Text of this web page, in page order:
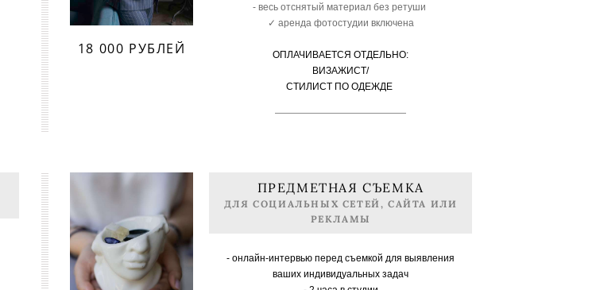
18 000 РУБЛЕЙ
- весь отснятый материал без ретуши
✓ аренда фотостудии включена
ОПЛАЧИВАЕТСЯ ОТДЕЛЬНО:
ВИЗАЖИСТ/
СТИЛИСТ ПО ОДЕЖДЕ
ПРЕДМЕТНАЯ СЪЕМКА
ДЛЯ СОЦИАЛЬНЫХ СЕТЕЙ, САЙТА ИЛИ
РЕКЛАМЫ
- онлайн-интервью перед съемкой для выявления
ваших индивидуальных задач